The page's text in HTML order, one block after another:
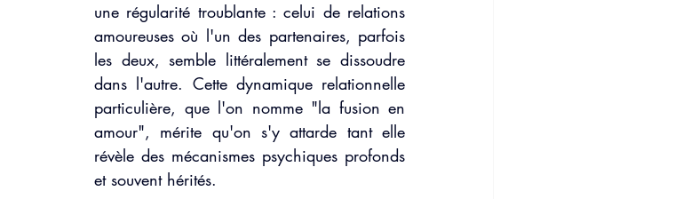
Troubles alimentaires (TCA) Fatigue mentale
une régularité troublante : celui de relations
amoureuses où l'un des partenaires, parfois
les deux, semble littéralement se dissoudre
dans l'autre. Cette dynamique relationnelle
particulière, que l'on nomme "la fusion en
amour", mérite qu'on s'y attarde tant elle
révèle des mécanismes psychiques profonds
et souvent hérités.